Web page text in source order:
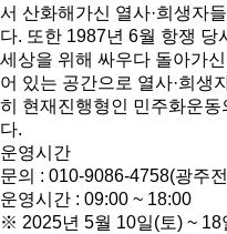
서 산화해가신 열사·희생자
다. 또한 1987년 6월 항쟁 당
세상을 위해 싸우다 돌아가
어 있는 공간으로 열사·희생
히 현재진행형인 민주화운동
다.
운영시간
문의 : 010-9086-4758(광주
운영시간 : 09:00 ~ 18:00
※ 2025년 5월 10일(토) ~ 18